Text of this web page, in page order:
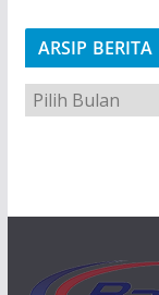
ARSIP BERITA
A
r